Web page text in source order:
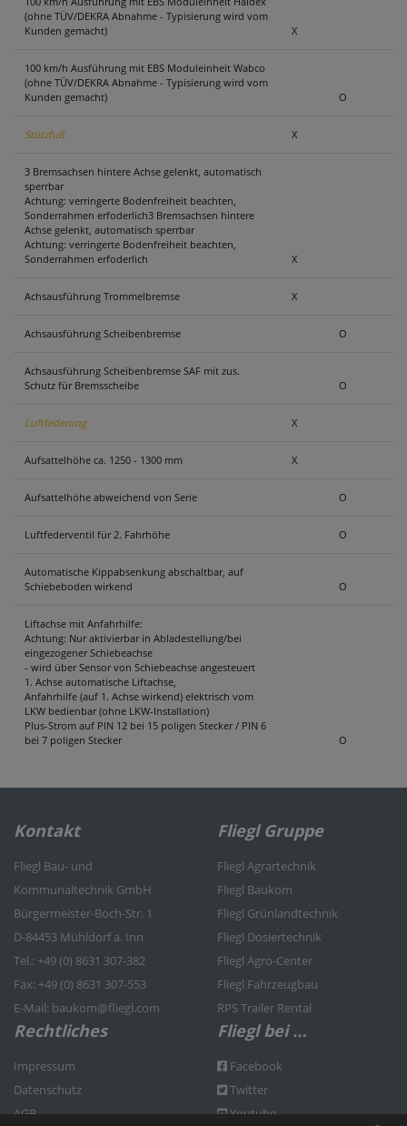
(ohne TÜV/DEKRA Abnahme - Typisierung wird vom
Kunden gemacht)
X
100 km/h Ausführung mit EBS Moduleinheit Wabco
(ohne TÜV/DEKRA Abnahme - Typisierung wird vom
Kunden gemacht)
O
Stützfuß X
3 Bremsachsen hintere Achse gelenkt, automatisch
sperrbar
Achtung: verringerte Bodenfreiheit beachten,
Sonderrahmen erfoderlich3 Bremsachsen hintere
Achse gelenkt, automatisch sperrbar
Achtung: verringerte Bodenfreiheit beachten,
Sonderrahmen erfoderlich
X
Achsausführung Trommelbremse X
Achsausführung Scheibenbremse O
Achsausführung Scheibenbremse SAF mit zus.
Schutz für Bremsscheibe
O
Luftfederung X
Aufsattelhöhe ca. 1250 - 1300 mm X
Aufsattelhöhe abweichend von Serie O
Luftfederventil für 2. Fahrhöhe O
Automatische Kippabsenkung abschaltbar, auf
Schiebeboden wirkend
O
Liftachse mit Anfahrhilfe:
Achtung: Nur aktivierbar in Abladestellung/bei
eingezogener Schiebeachse
- wird über Sensor von Schiebeachse angesteuert
1. Achse automatische Liftachse,
Anfahrhilfe (auf 1. Achse wirkend) elektrisch vom
LKW bedienbar (ohne LKW-Installation)
Plus-Strom auf PIN 12 bei 15 poligen Stecker / PIN 6
bei 7 poligen Stecker
O
Kontakt
Fliegl Bau- und
Kommunaltechnik GmbH
Bürgermeister-Boch-Str. 1
D-84453 Mühldorf a. Inn
Tel.: +49 (0) 8631 307-382
Fax: +49 (0) 8631 307-553
E-Mail: baukom@fliegl.com
Fliegl Gruppe
Fliegl Agrartechnik
Fliegl Baukom
Fliegl Grünlandtechnik
Fliegl Dosiertechnik
Fliegl Agro-Center
Fliegl Fahrzeugbau
RPS Trailer Rental
Rechtliches
Impressum
Datenschutz
AGB
Fliegl bei …
Facebook
Twitter
Youtube